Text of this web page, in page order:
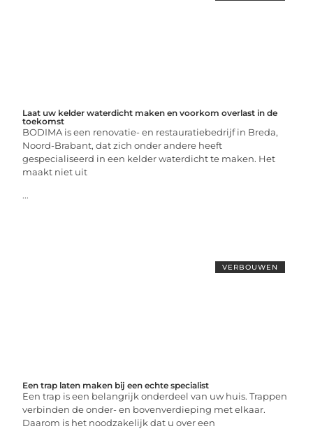
Laat uw kelder waterdicht maken en voorkom overlast in de
toekomst
BODIMA is een renovatie- en restauratiebedrijf in Breda,
Noord-Brabant, dat zich onder andere heeft
gespecialiseerd in een kelder waterdicht te maken. Het
maakt niet uit
...
VERBOUWEN
Een trap laten maken bij een echte specialist
Een trap is een belangrijk onderdeel van uw huis. Trappen
verbinden de onder- en bovenverdieping met elkaar.
Daarom is het noodzakelijk dat u over een